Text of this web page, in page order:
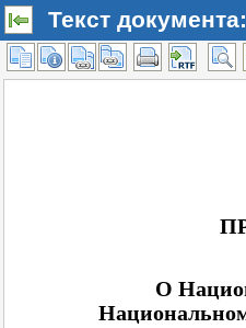
Текст документа: